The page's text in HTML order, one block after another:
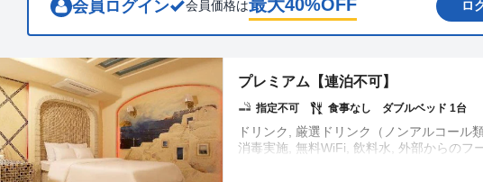
会員ログイン 会員価格は最大40%OFF ロ
プレミアム【連泊不可】
指定不可 食事なし ダブルベッド 1台
ドリンク, 厳選ドリンク（ノンアルコール